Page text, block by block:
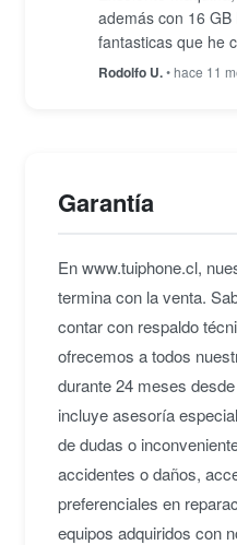
además con 16
fantasticas que he
Rodolfo U.• hace 11
Garantía
En www.tuiphone.cl,
termina con la venta.
contar con respaldo
ofrecemos a todos
durante 24 meses
incluye asesoría
de dudas o
accidentes o daños,
preferenciales en
equipos adquiridos con